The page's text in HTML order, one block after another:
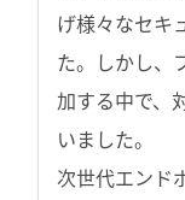
げ様々なセキ
た。しかし、
加する中で、
いました。
次世代エンド